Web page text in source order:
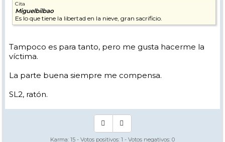
Cita
Miguelbilbao
Es lo que tiene la libertad en la nieve, gran sacrificio.
Tampoco es para tanto, pero me gusta hacerme la
víctima.
La parte buena siempre me compensa.
SL2, ratón.
Karma: 15 - Votos positivos: 1 - Votos negativos: 0